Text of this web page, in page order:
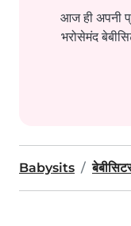
आज ही अपनी
भरोसेमंद
Babysits